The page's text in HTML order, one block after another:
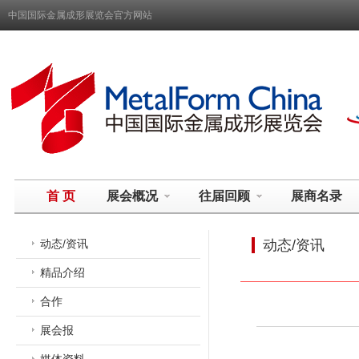
中国国际金属成形展览会官方网站
首 页 展会概况 往届回顾 展商名录
动态/资讯
精品介绍
合作
展会报
动态/资讯